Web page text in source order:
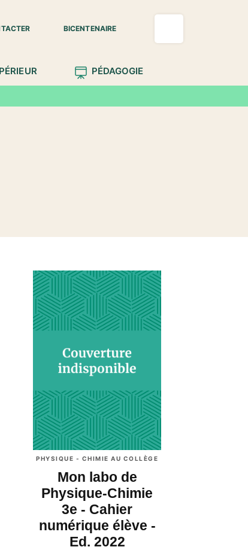
BICENTENAIRE
PÉDAGOGIE
PHYSIQUE - CHIMIE AU COLLÈGE
Mon labo de
Physique-Chimie
3e - Cahier
numérique élève -
Ed. 2022